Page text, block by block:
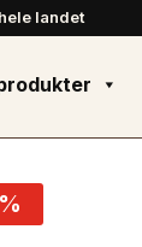
landet